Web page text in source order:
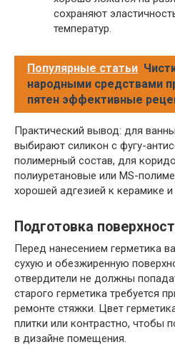
сохраняют
температур.
Популярные статьи
народными средствами
пятен эффективные
Практический вывод: для
выбирают силикон с фугу-
полимерный состав, для
полиуретановые или MS-
хорошей адгезией к керамике
Подготовка
Перед нанесением герметика
сухую и обезжиренную
отвердители не должны
старого герметика требуется
ремонте стяжки. Цвет
плитки или контрастно, чтобы
в дизайне помещения.